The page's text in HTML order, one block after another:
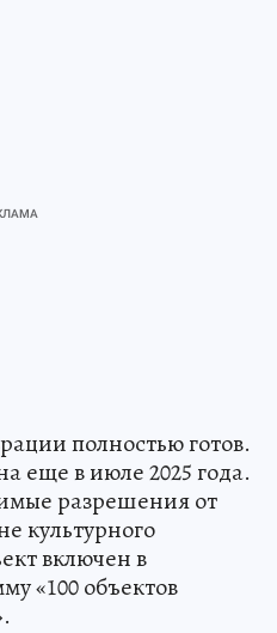
полностью готов.
еще в июле 2025 года.
разрешения от
культурного
включен в
«100 объектов